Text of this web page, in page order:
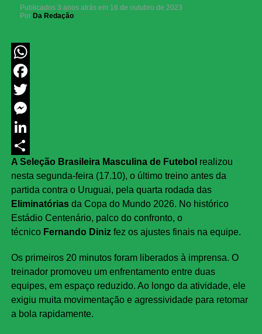
Publicados 3 anos atrás em 16 de outubro de 2023
Por Da Redação
WhatsApp
Facebook
Twitter
Messenger
LinkedIn
Share
A Seleção Brasileira Masculina de Futebol realizou
nesta segunda-feira (17.10), o último treino antes da
partida contra o Uruguai, pela quarta rodada das
Eliminatóriasda Copa do Mundo 2026. No histórico
Estádio Centenário, palco do confronto, o
técnico Fernando Dinizfez os ajustes finais na equipe.
Os primeiros 20 minutos foram liberados à imprensa. O
treinador promoveu um enfrentamento entre duas
equipes, em espaço reduzido. Ao longo da atividade, ele
exigiu muita movimentação e agressividade para retomar
a bola rapidamente.